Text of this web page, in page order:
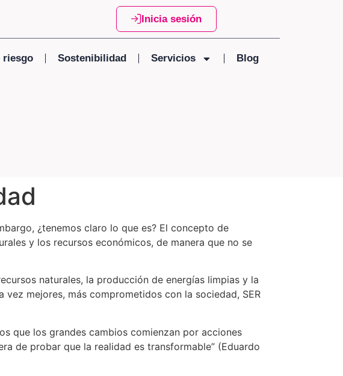
Inicia sesión
riesgo Sostenibilidad Servicios Blog
¿tenemos claro lo que es? El concepto de
y los recursos económicos, de manera que no se
naturales, la producción de energías limpias y la
mejores, más comprometidos con la sociedad, SER
que los grandes cambios comienzan por acciones
de probar que la realidad es transformable” (Eduardo